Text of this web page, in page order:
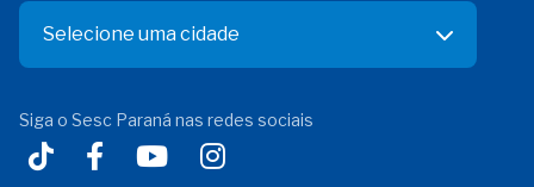
Selecione uma cidade
Siga o Sesc Paraná nas redes sociais